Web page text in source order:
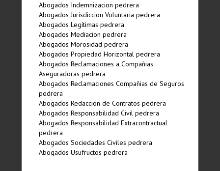
Abogados Indemnizacion pedrera
Abogados Jurisdiccion Voluntaria pedrera
Abogados Legí­timas pedrera
Abogados Mediacion pedrera
Abogados Morosidad pedrera
Abogados Propiedad Horizontal pedrera
Abogados Reclamaciones a Compañias
Aseguradoras pedrera
Abogados Reclamaciones Compañias de Seguros
pedrera
Abogados Redaccion de Contratos pedrera
Abogados Responsabilidad Civil pedrera
Abogados Responsabilidad Extracontractual
pedrera
Abogados Sociedades Civiles pedrera
Abogados Usufructos pedrera